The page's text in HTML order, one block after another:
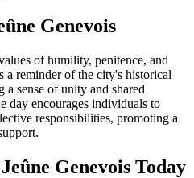
Genevois
of humility, penitence, and
a reminder of the city's historical
a sense of unity and shared
day encourages individuals to
responsibilities, promoting a
Genevois Today